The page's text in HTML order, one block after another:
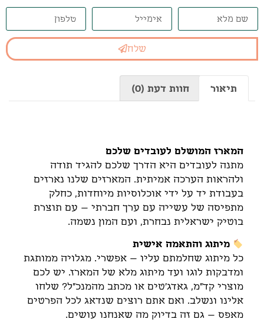
שלח
תיאור חוות דעת (0)
המארז המושלם לעובדים שלכם
מתנה לעובדים היא הדרך שלכם להגיד תודה
ולהראות הערכה אמיתית. המארזים שלנו נארזים
בעבודת יד על ידי אוכלוסיות מיוחדות, כחלק
מתפיסה של עשייה עם ערך חברתי – עם תוצרת
בוטיק ישראלית נבחרת, ועם המון נשמה.
מיתוג והתאמה אישית
כל מיתוג שחלמתם עליו – אפשרי. מגלויה ממותגת
ומדבקות לוגו ועד מיתוג מלא של המארז. יש לכם
מוצרי קד"מ, גאדג'טים או מכתב מהמנכ"ל? שלחו
אלינו ונשלב. ואם אתם רוצים שנדאג לכל הפרטים
מאפס – גם זה בדיוק מה שאנחנו עושים.